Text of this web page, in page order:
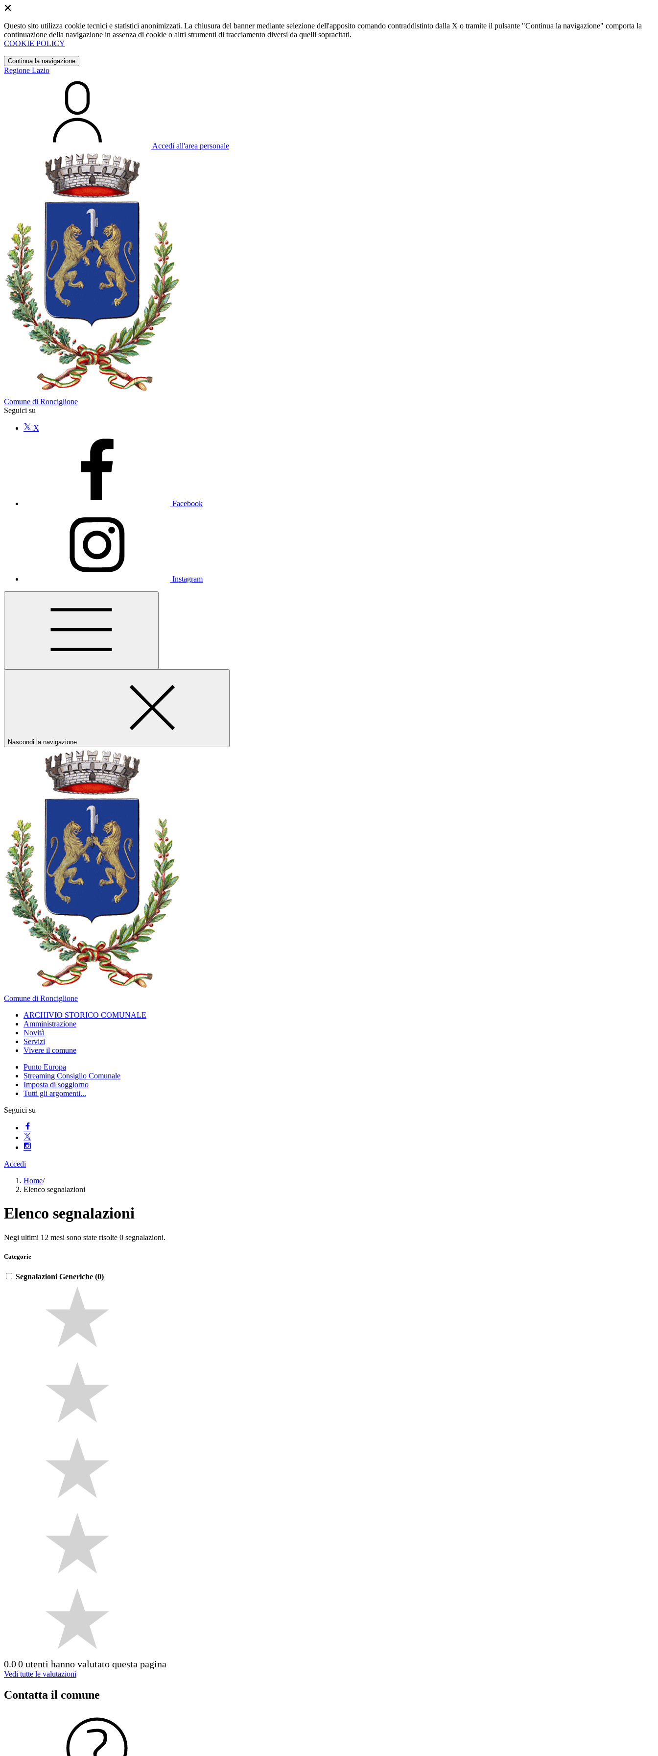
Questo sito utilizza cookie tecnici e statistici anonimizzati. La chiusura del banner mediante selezione dell'apposito comando contraddistinto dalla X o tramite il pulsante "Continua la navigazione" comporta la
continuazione della navigazione in assenza di cookie o altri strumenti di tracciamento diversi da quelli sopracitati.
COOKIE POLICY
Continua la navigazione
Regione Lazio
Accedi all'area personale
Comune di Ronciglione
Seguici su
X
Facebook
Instagram
Nascondi la navigazione
Comune di Ronciglione
ARCHIVIO STORICO COMUNALE
Amministrazione
Novità
Servizi
Vivere il comune
Punto Europa
Streaming Consiglio Comunale
Imposta di soggiorno
Tutti gli argomenti...
Seguici su
Accedi
Home/
Elenco segnalazioni
Elenco segnalazioni
Negi ultimi 12 mesi sono state risolte 0 segnalazioni.
Categorie
Segnalazioni Generiche (0)
0.00 utenti hanno valutato questa pagina
Vedi tutte le valutazioni
Contatta il comune